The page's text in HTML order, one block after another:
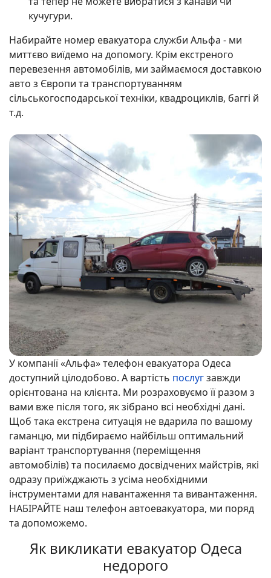
кучугури.
Набирайте номер евакуатора служби Альфа - ми
миттєво виїдемо на допомогу. Крім екстреного
перевезення автомобілів, ми займаємося доставкою
авто з Європи та транспортуванням
сільськогосподарської техніки, квадроциклів, баггі й
т.д.
У компанії «Альфа» телефон евакуатора Одеса
доступний цілодобово. А вартість послугзавжди
орієнтована на клієнта. Ми розраховуємо її разом з
вами вже після того, як зібрано всі необхідні дані.
Щоб така екстрена ситуація не вдарила по вашому
гаманцю, ми підбираємо найбільш оптимальний
варіант транспортування (переміщення
автомобілів) та посилаємо досвідчених майстрів, які
одразу приїжджають з усіма необхідними
інструментами для навантаження та вивантаження.
НАБІРАЙТЕ наш телефон автоевакуатора, ми поряд
та допоможемо.
Як викликати евакуатор Одеса
недорого